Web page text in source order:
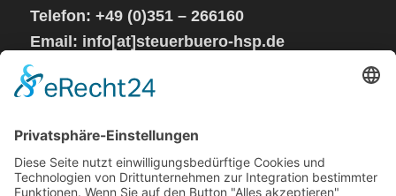
Telefon: +49 (0)351 – 266160
Email: info[at]steuerbuero-hsp.de
Sprechzeiten:
Mo – Do von 08 – 17 Uhr